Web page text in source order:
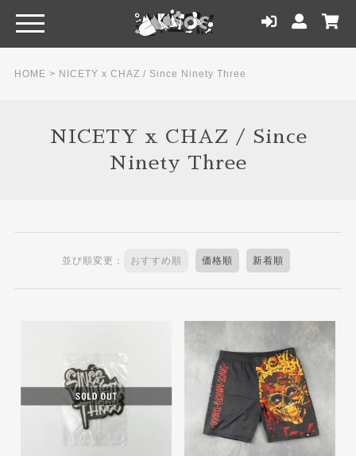
HOME > NICETY x CHAZ / Since Ninety Three
NICETY x CHAZ / Since
Ninety Three
並び順変更： おすすめ順 価格順 新着順